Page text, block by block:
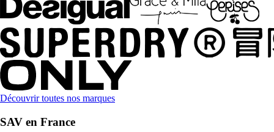
Découvrir toutes nos marques
SAV en France